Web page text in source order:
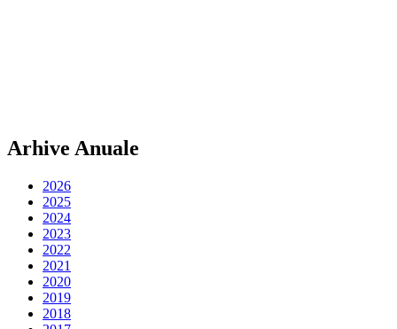
Arhive Anuale
2026
2025
2024
2023
2022
2021
2020
2019
2018